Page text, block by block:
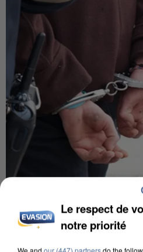
L’UN DES FONDATEURS
MAFIA INTERPELLÉ EN
Le respect de
notre priorité
We and our (447) partnersdo the